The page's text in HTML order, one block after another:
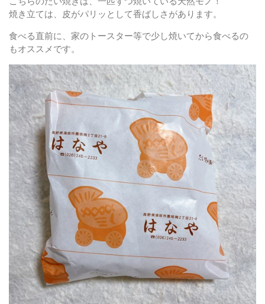
焼き立ては、皮がパリッとして香ばしさがあります。
食べる直前に、家のトースター等で少し焼いてから食べるの
もオススメです。